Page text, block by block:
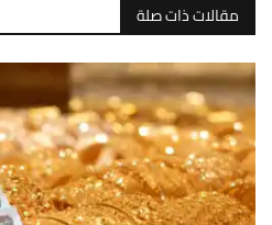
مقالات ذات صلة